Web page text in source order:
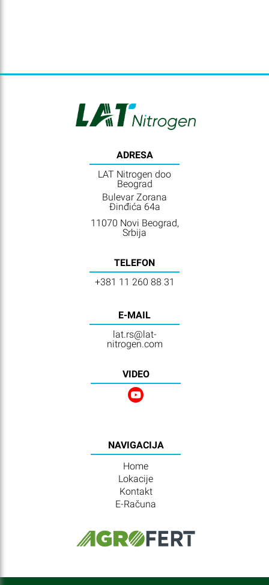
ADRESA
LAT Nitrogen doo
Beograd
Bulevar Zorana
Đinđića 64a
11070 Novi Beograd,
Srbija
TELEFON
+381 11 260 88 31
E-MAIL
lat.rs@lat-
nitrogen.com
VIDEO
NAVIGACIJA
Home
Lokacije
Kontakt
E-Računa